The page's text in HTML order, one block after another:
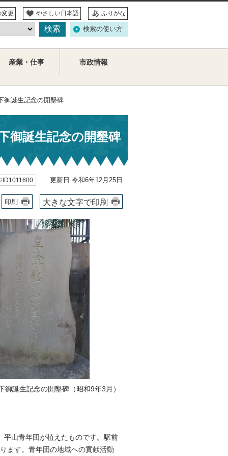
更 やさしい日本語 ふりがな
検索の使い方
産業・仕事 市政情報
誕生記念の開墾碑
御誕生記念の開墾碑
ID1011600 更新日 令和6年12月25日
印刷 大きな文字で印刷
御誕生記念の開墾碑（昭和9年3月）
平山青年団が植えたものです。駅前
ます。青年団の地域への貢献活動